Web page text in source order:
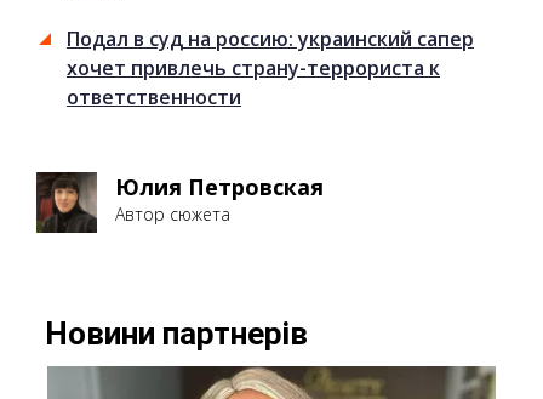
Подал в суд на россию: украинский сапер
хочет привлечь страну-террориста к
ответственности
Юлия Петровская
Автор сюжета